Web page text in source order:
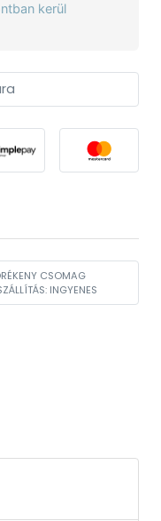
kerül
CSOMAG
INGYENES